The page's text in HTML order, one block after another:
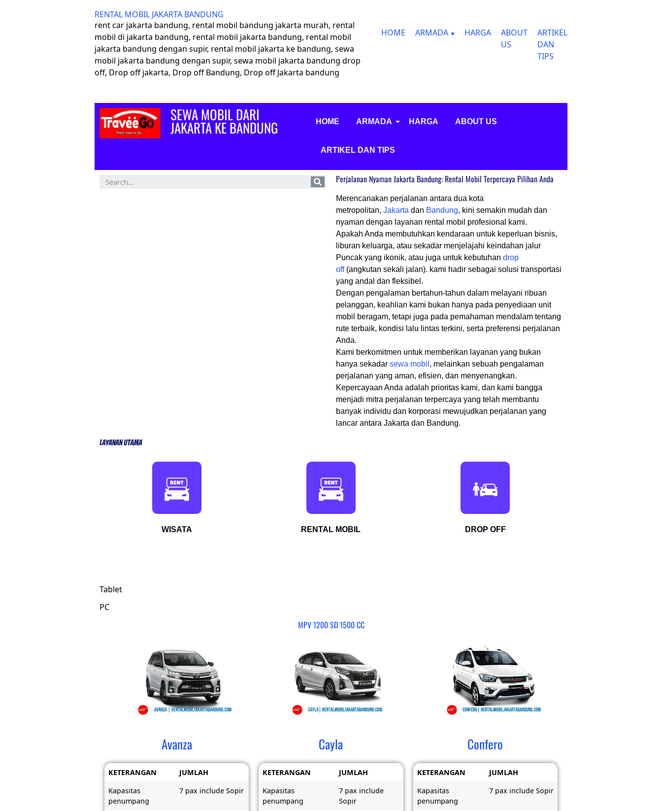
RENTAL MOBIL JAKARTA BANDUNG
rent car jakarta bandung, rental mobil bandung jakarta murah, rental
mobil di jakarta bandung, rental mobil jakarta bandung, rental mobil
jakarta bandung dengan supir, rental mobil jakarta ke bandung, sewa
mobil jakarta bandung dengan supir, sewa mobil jakarta bandung drop
off, Drop off jakarta, Drop off Bandung, Drop off Jakarta bandung
HOME ARMADA HARGA
ABOUT
US
ARTIKEL
DAN
TIPS
SEWA MOBIL DARI
JAKARTA KE BANDUNG HOME ARMADA HARGA ABOUT US
ARTIKEL DAN TIPS
Perjalanan Nyaman Jakarta Bandung: Rental Mobil Terpercaya Pilihan Anda
Merencanakan perjalanan antara dua kota
metropolitan, Jakarta dan Bandung, kini semakin mudah dan
nyaman dengan layanan rental mobil profesional kami.
Apakah Anda membutuhkan kendaraan untuk keperluan bisnis,
liburan keluarga, atau sekadar menjelajahi keindahan jalur
Puncak yang ikonik, atau juga untuk kebutuhan drop
off(angkutan sekali jalan). kami hadir sebagai solusi transportasi
yang andal dan fleksibel.
Dengan pengalaman bertahun-tahun dalam melayani ribuan
pelanggan, keahlian kami bukan hanya pada penyediaan unit
mobil beragam, tetapi juga pada pemahaman mendalam tentang
rute terbaik, kondisi lalu lintas terkini, serta preferensi perjalanan
Anda.
Kami berkomitmen untuk memberikan layanan yang bukan
hanya sekadar sewa mobil , melainkan sebuah pengalaman
perjalanan yang aman, efisien, dan menyenangkan.
Kepercayaan Anda adalah prioritas kami, dan kami bangga
menjadi mitra perjalanan terpercaya yang telah membantu
banyak individu dan korporasi mewujudkan perjalanan yang
lancar antara Jakarta dan Bandung.
Layanan Utama
WISATA RENTAL MOBIL DROP OFF
Tablet
PC
MPV 1200 SD 1500 CC
Avanza
KETERANGAN
JUMLAH
Kapasitas
penumpang
7 pax include Sopir
Cayla
KETERANGAN
JUMLAH
Kapasitas
penumpang
7 pax include
Sopir
Confero
KETERANGAN
JUMLAH
Kapasitas
penumpang
7 pax include Sopir